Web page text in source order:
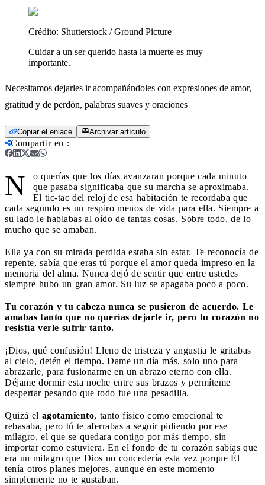
Crédito: Shutterstock / Ground Picture
Cuidar a un ser querido hasta la muerte es muy
importante.
Necesitamos dejarles ir acompañándoles con expresiones de amor,
gratitud y de perdón, palabras suaves y oraciones
Copiar el enlace Archivar artículo
Compartir en :
N
o querías que los días avanzaran porque cada minuto
que pasaba significaba que su marcha se aproximaba.
El tic-tac del reloj de esa habitación te recordaba que
cada segundo es un respiro menos de vida para ella. Siempre a
su lado le hablabas al oído de tantas cosas. Sobre todo, de lo
mucho que se amaban.
Ella ya con su mirada perdida estaba sin estar. Te reconocía de
repente, sabía que eras tú porque el amor queda impreso en la
memoria del alma. Nunca dejó de sentir que entre ustedes
siempre hubo un gran amor. Su luz se apagaba poco a poco.
Tu corazón y tu cabeza nunca se pusieron de acuerdo. Le
amabas tanto que no querías dejarle ir, pero tu corazón no
resistía verle sufrir tanto.
¡Dios, qué confusión! Lleno de tristeza y angustia le gritabas
al cielo, detén el tiempo. Dame un día más, solo uno para
abrazarle, para fusionarme en un abrazo eterno con ella.
Déjame dormir esta noche entre sus brazos y permíteme
despertar pesando que todo fue una pesadilla.
Quizá el agotamiento, tanto físico como emocional te
rebasaba, pero tú te aferrabas a seguir pidiendo por ese
milagro, el que se quedara contigo por más tiempo, sin
importar como estuviera. En el fondo de tu corazón sabías que
era un milagro que Dios no concedería esta vez porque Él
tenía otros planes mejores, aunque en este momento
simplemente no te gustaban.